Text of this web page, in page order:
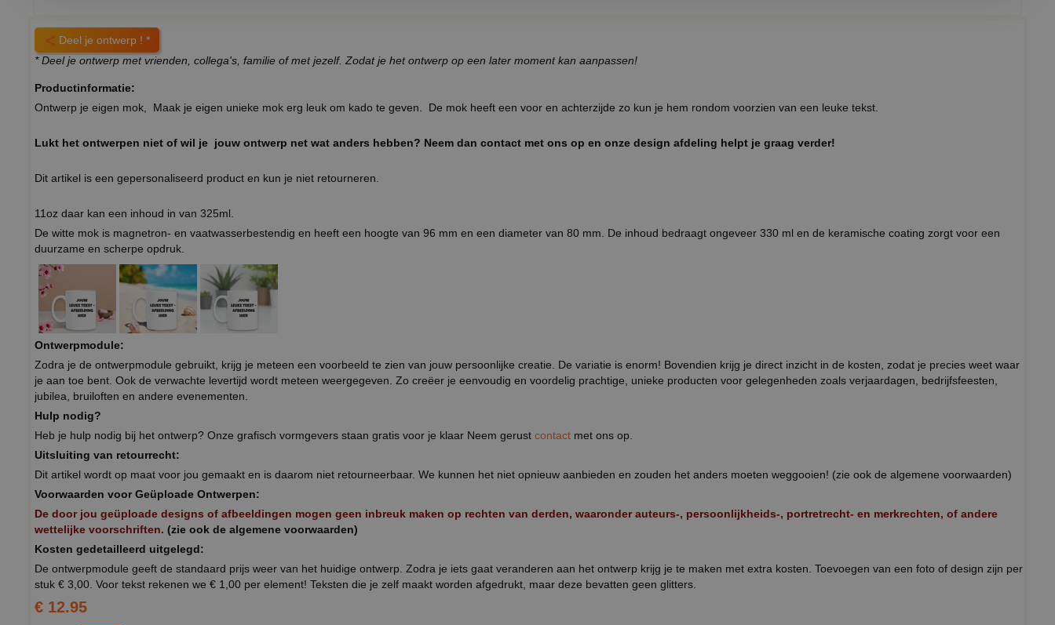
Deel je ontwerp ! *
* Deel je ontwerp met vrienden, collega's, familie of met jezelf. Zodat je het ontwerp op een later moment kan aanpassen!
Productinformatie:
Ontwerp je eigen mok, Maak je eigen unieke mok erg leuk om kado te geven. De mok heeft een voor en achterzijde zo kun je hem rondom voorzien van een leuke tekst.
Lukt het ontwerpen niet of wil je jouw ontwerp net wat anders hebben? Neem dan contact met ons op en onze design afdeling helpt je graag verder!
Dit artikel is een gepersonaliseerd product en kun je niet retourneren.
11oz daar kan een inhoud in van 325ml.
De witte mok is magnetron- en vaatwasserbestendig en heeft een hoogte van 96 mm en een diameter van 80 mm. De inhoud bedraagt ongeveer 330 ml en de keramische coating zorgt voor een
duurzame en scherpe opdruk.
Ontwerpmodule:
Zodra je de ontwerpmodule gebruikt, krijg je meteen een voorbeeld te zien van jouw persoonlijke creatie. De variatie is enorm! Bovendien krijg je direct inzicht in de kosten, zodat je precies weet waar
je aan toe bent. Ook de verwachte levertijd wordt meteen weergegeven. Zo creëer je eenvoudig en voordelig prachtige, unieke producten voor gelegenheden zoals verjaardagen, bedrijfsfeesten,
jubilea, bruiloften en andere evenementen.
Hulp nodig?
Heb je hulp nodig bij het ontwerp? Onze grafisch vormgevers staan gratis voor je klaar Neem gerust contact met ons op.
Uitsluiting van retourrecht:
Dit artikel wordt op maat voor jou gemaakt en is daarom niet retourneerbaar. We kunnen het niet opnieuw aanbieden en zouden het anders moeten weggooien! (zie ook de algemene voorwaarden)
Voorwaarden voor Geüploade Ontwerpen:
De door jou geüploade designs of afbeeldingen mogen geen inbreuk maken op rechten van derden, waaronder auteurs-, persoonlijkheids-, portretrecht- en merkrechten, of andere
wettelijke voorschriften. (zie ook de algemene voorwaarden)
Kosten gedetailleerd uitgelegd:
De ontwerpmodule geeft de standaard prijs weer van het huidige ontwerp. Zodra je iets gaat veranderen aan het ontwerp krijg je te maken met extra kosten. Toevoegen van een foto of design zijn per
stuk € 3,00. Voor tekst rekenen we € 1,00 per element! Teksten die je zelf maakt worden afgedrukt, maar deze bevatten geen glitters.
€ 12.95